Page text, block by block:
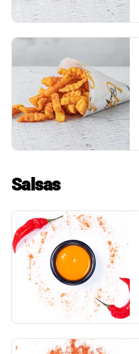
Salsas